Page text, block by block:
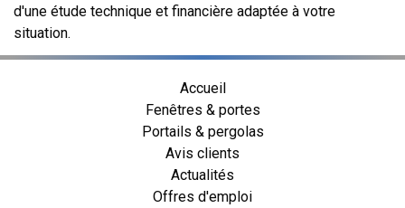
d'une étude technique et financière adaptée à votre
situation.
Accueil
Fenêtres & portes
Portails & pergolas
Avis clients
Actualités
Offres d'emploi